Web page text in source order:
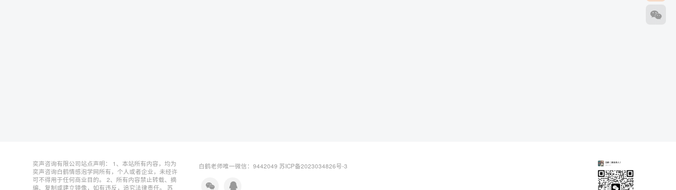
奕声咨询有限公司站点声明： 1、本站所有内容，均为
奕声咨询白鹤情感泡学网所有，个人或者企业，未经许
可不得用于任何商业目的。 2、所有内容禁止转载、摘
编、复制或建立镜像，如有违反，追究法律责任。 苏
白鹤老师唯一微信：9442049 苏ICP备2023034826号-3